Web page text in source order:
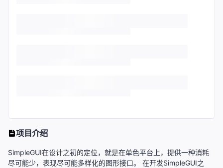
项目介绍
SimpleGUI在设计之初的定位，就是在单色平台上，提供一种消耗
尽可能少，表现尽可能多样化的图形接口。 在开发SimpleGUI之